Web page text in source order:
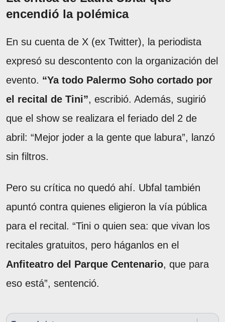
encendió la polémica
En su cuenta de X (ex Twitter), la periodista
expresó su descontento con la organización del
evento. “Ya todo Palermo Soho cortado por
el recital de Tini”, escribió. Además, sugirió
que el show se realizara el feriado del 2 de
abril: “Mejor joder a la gente que labura”, lanzó
sin filtros.
Pero su crítica no quedó ahí. Ubfal también
apuntó contra quienes eligieron la vía pública
para el recital. “Tini o quien sea: que vivan los
recitales gratuitos, pero háganlos en el
Anfiteatro del Parque Centenario, que para
eso está”, sentenció.